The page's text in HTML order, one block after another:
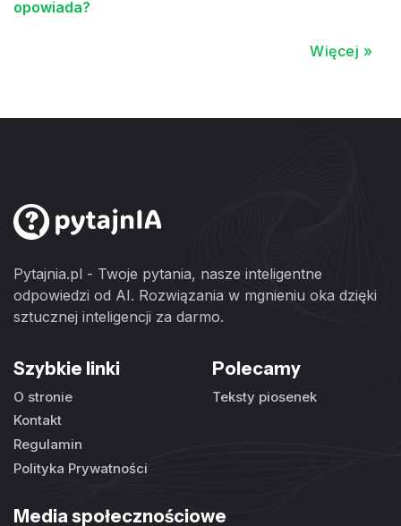
opowiada?
Więcej »
Pytajnia.pl - Twoje pytania, nasze inteligentne
odpowiedzi od AI. Rozwiązania w mgnieniu oka dzięki
sztucznej inteligencji za darmo.
Szybkie linki
O stronie
Kontakt
Regulamin
Polityka Prywatności
Polecamy
Teksty piosenek
Media społecznościowe